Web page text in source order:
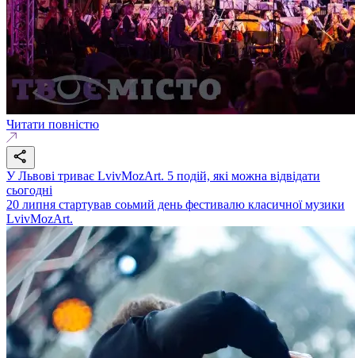
Читати повністю
У Львові триває LvivMozArt. 5 подій, які можна відвідати
сьогодні
20 липня стартував соьмий день фестивалю класичної музики
LvivMozArt.